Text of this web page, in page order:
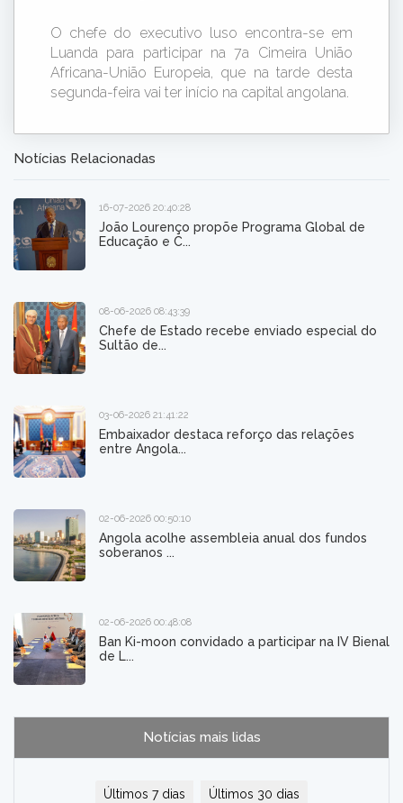
O chefe do executivo luso encontra-se em
Luanda para participar na 7a Cimeira União
Africana-União Europeia, que na tarde desta
segunda-feira vai ter início na capital angolana.
Notícias Relacionadas
16-07-2026 20:40:28
João Lourenço propõe Programa Global de
Educação e C...
08-06-2026 08:43:39
Chefe de Estado recebe enviado especial do
Sultão de...
03-06-2026 21:41:22
Embaixador destaca reforço das relações
entre Angola...
02-06-2026 00:50:10
Angola acolhe assembleia anual dos fundos
soberanos ...
02-06-2026 00:48:08
Ban Ki-moon convidado a participar na IV Bienal
de L...
Notícias mais lidas
Últimos 7 dias Últimos 30 dias